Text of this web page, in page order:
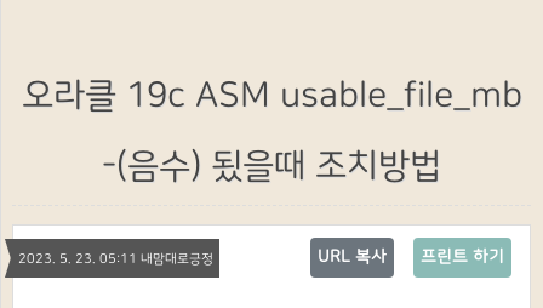
오라클 19c ASM usable_file_mb
-(음수) 됬을때 조치방법
2023. 5. 23. 05:11 내맘대로긍정 프린트 하기
URL 복사